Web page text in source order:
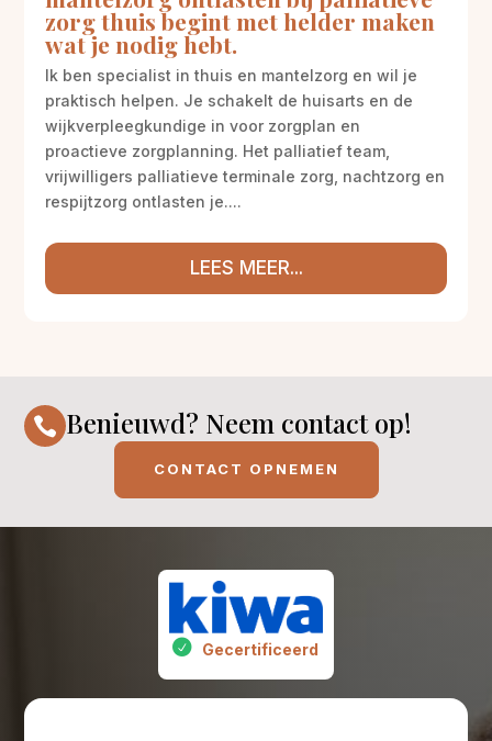
zorg thuis begint met helder maken
wat je nodig hebt.
Ik ben specialist in thuis en mantelzorg en wil je
praktisch helpen. Je schakelt de huisarts en de
wijkverpleegkundige in voor zorgplan en
proactieve zorgplanning. Het palliatief team,
vrijwilligers palliatieve terminale zorg, nachtzorg en
respijtzorg ontlasten je....
LEES MEER...
 Benieuwd? Neem contact op!
CONTACT OPNEMEN
Gecertificeerd